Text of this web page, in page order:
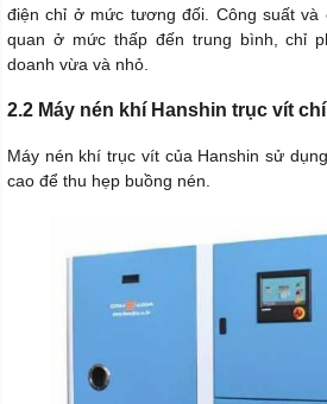
điện chỉ ở mức tương đối. Công suất và
quan ở mức thấp đến trung bình, chỉ
doanh vừa và nhỏ.
2.2 Máy nén khí Hanshin trục vít
Máy nén khí trục vít của Hanshin sử
cao để thu hẹp buồng nén.